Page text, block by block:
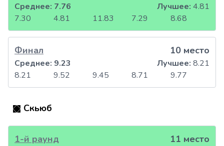
7.30 4.81 11.83 7.29 8.68
Среднее: 7.76 Лучшее: 4.81
Финал 10 место
8.21 9.52 9.45 8.71 9.77
Среднее: 9.23 Лучшее: 8.21
Скьюб
1-й раунд 11 место